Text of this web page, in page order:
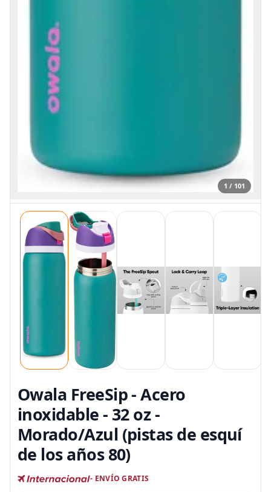
1 / 101
Owala FreeSip - Acero
inoxidable - 32 oz -
Morado/Azul (pistas de esquí
de los años 80)
- ENVÍO GRATIS